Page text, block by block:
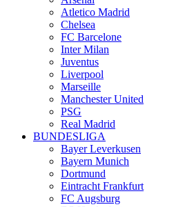
Atletico Madrid
Chelsea
FC Barcelone
Inter Milan
Juventus
Liverpool
Marseille
Manchester United
PSG
Real Madrid
BUNDESLIGA
Bayer Leverkusen
Bayern Munich
Dortmund
Eintracht Frankfurt
FC Augsburg